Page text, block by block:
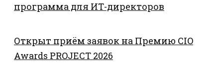
программа для ИТ-директоров
Открыт приём заявок на Премию CIO
Awards PROJECT 2026